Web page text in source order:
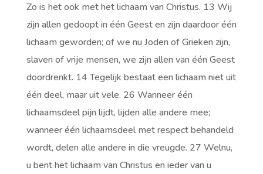
Zo is het ook met het lichaam van Christus. 13 Wij
zijn allen gedoopt in één Geest en zijn daardoor één
lichaam geworden; of we nu Joden of Grieken zijn,
slaven of vrije mensen, we zijn allen van één Geest
doordrenkt. 14 Tegelijk bestaat een lichaam niet uit
één deel, maar uit vele. 26 Wanneer één
lichaamsdeel pijn lijdt, lijden alle andere mee;
wanneer één lichaamsdeel met respect behandeld
wordt, delen alle andere in die vreugde. 27 Welnu,
u bent het lichaam van Christus en ieder van u